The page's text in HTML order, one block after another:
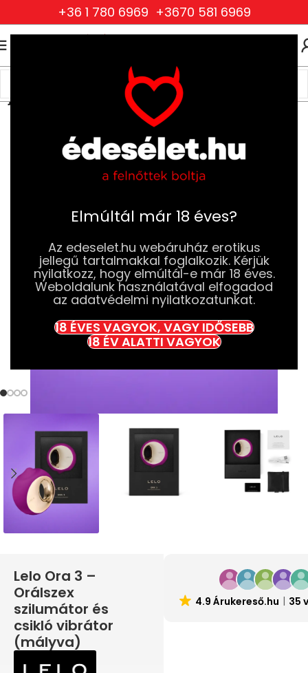
Elmúltál már 18 éves?
Az edeselet.hu webáruház erotikus
jellegű tartalmakkal foglalkozik. Kérjük
nyilatkozz, hogy elmúltál-e már 18 éves.
Weboldalunk használatával elfogadod
az adatvédelmi nyilatkozatunkat.
18 ÉVES VAGYOK, VAGY IDŐSEBB
18 ÉV ALATTI VAGYOK
+36 1 780 6969 +3670 581 6969
Szexjátékok Vibrátorok
Ujj és Nyelv Vibrátorok
Lelo Ora 3 –
Orálszex
szilumátor és
csikló vibrátor
(mályva)
4.9 Árukereső.hu 35